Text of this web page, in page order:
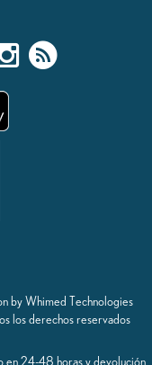
by Whimed Technologies
los derechos reservados
en 24-48 horas y devolución